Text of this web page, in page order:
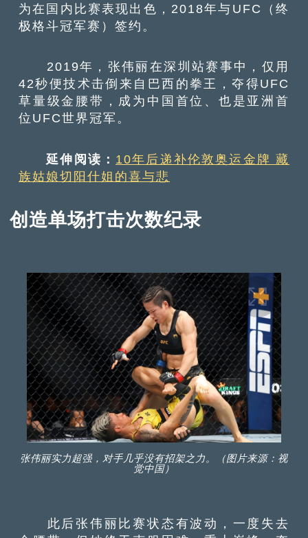
为在国内比赛表现出色，2018年与UFC（终
极格斗冠军赛）签约。
2019年，张伟丽在深圳站赛事中，仅用
42秒便技术击倒来自巴西的拳王，夺得UFC
草量级金腰带，成为中国首位、也是亚洲首
位UFC世界冠军。
延伸阅读： 10年后递补伦敦奥运金牌 藏
族姑娘切阳什姐的喜与悲
创造单场打击次数纪录
张伟丽实力超强，对手几乎没有招架之力。（图片来源：视
觉中国）
此后张伟丽比赛状态有波动，一度失去